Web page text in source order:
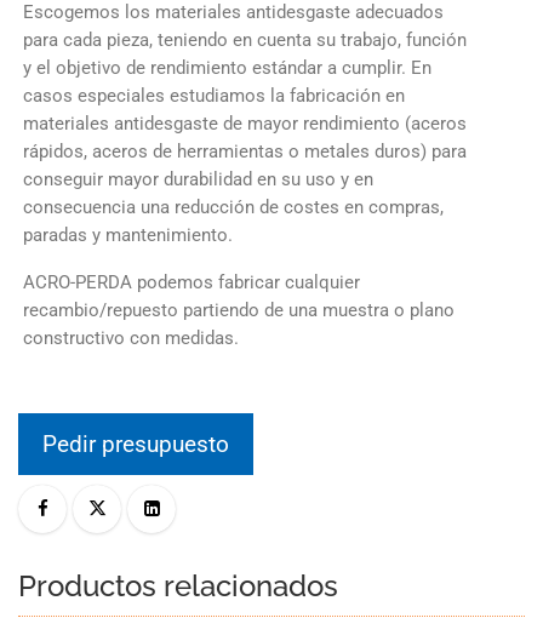
Escogemos los materiales antidesgaste adecuados
para cada pieza, teniendo en cuenta su trabajo, función
y el objetivo de rendimiento estándar a cumplir. En
casos especiales estudiamos la fabricación en
materiales antidesgaste de mayor rendimiento (aceros
rápidos, aceros de herramientas o metales duros) para
conseguir mayor durabilidad en su uso y en
consecuencia una reducción de costes en compras,
paradas y mantenimiento.
ACRO-PERDA podemos fabricar cualquier
recambio/repuesto partiendo de una muestra o plano
constructivo con medidas.
Pedir presupuesto
Productos relacionados